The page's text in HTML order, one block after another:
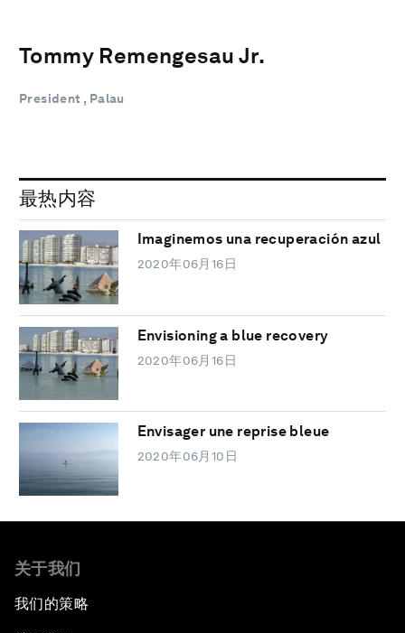
Tommy Remengesau Jr.
President , Palau
最热内容
Imaginemos una recuperación azul
2020年06月16日
Envisioning a blue recovery
2020年06月16日
Envisager une reprise bleue
2020年06月10日
关于我们
我们的策略